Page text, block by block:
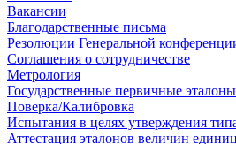
Вакансии
Благодарственные письма
Резолюции Генеральной
Соглашения о сотрудничестве
Метрология
Государственные первичные эталоны
Поверка/Калибровка
Испытания в целях утверждения
Аттестация эталонов величин